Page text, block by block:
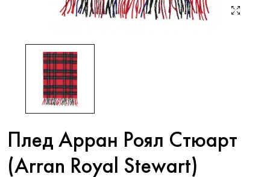
Плед Арран Роял Стюарт
(Arran Royal Stewart)